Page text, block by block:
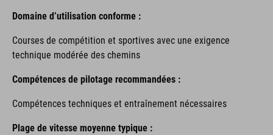
Domaine d’utilisation conforme :
Courses de compétition et sportives avec une exigence
technique modérée des chemins
Compétences de pilotage recommandées :
Compétences techniques et entraînement nécessaires
Plage de vitesse moyenne typique :